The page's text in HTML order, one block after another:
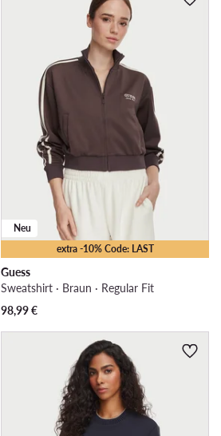
extra -10% Code: LAST
Neu
Guess
Sweatshirt · Braun · Regular Fit
98,99€